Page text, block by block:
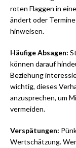
roten Flaggen in
ändert oder
hinweisen.
Häufige Absagen:
können darauf
Beziehung
wichtig, dieses
anzusprechen, um
vermeiden.
Verspätungen:
Wertschätzung.